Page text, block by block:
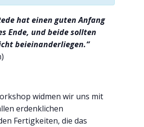
hat einen guten Anfang
Ende, und beide sollten
beieinanderliegen.“
widmen wir uns mit
erdenklichen
Fertigkeiten, die das